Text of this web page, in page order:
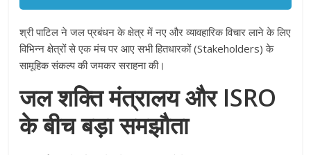
श्री पाटिल ने जल प्रबंधन के क्षेत्र में नए और व्यावहारिक विचार लाने के लिए
विभिन्न क्षेत्रों से एक मंच पर आए सभी हितधारकों (Stakeholders) के
सामूहिक संकल्प की जमकर सराहना की।
जल शक्ति मंत्रालय और ISRO
के बीच बड़ा समझौता